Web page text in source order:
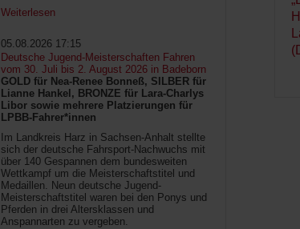
Weiterlesen
05.08.2026 17:15
Deutsche Jugend-Meisterschaften Fahren
vom 30. Juli bis 2. August 2026 in Badeborn
GOLD für Nea-Renee Bonneß, SILBER für
Lianne Hankel, BRONZE für Lara-Charlys
Libor sowie mehrere Platzierungen für
LPBB-Fahrer*innen
Im Landkreis Harz in Sachsen-Anhalt stellte
sich der deutsche Fahrsport-Nachwuchs mit
über 140 Gespannen dem bundesweiten
Wettkampf um die Meisterschaftstitel und
Medaillen. Neun deutsche Jugend-
Meisterschaftstitel waren bei den Ponys und
Pferden in drei Altersklassen und
Anspannarten zu vergeben.